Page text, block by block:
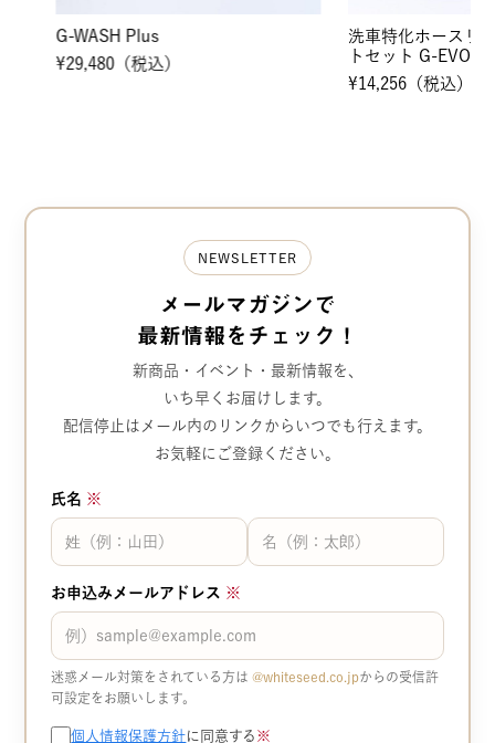
G-WASH Plus
¥29,480（税込）
洗車特化ホースリール
トセット G-EVO Plus
¥14,256（税込）
NEWSLETTER
メールマガジンで
最新情報をチェック！
新商品・イベント・最新情報を、
いち早くお届けします。
配信停止はメール内のリンクから いつでも行えます。
お気軽にご登録ください。
氏名 ※
お申込みメールアドレス ※
迷惑メール対策をされている方は@whiteseed.co.jp​​からの受信許
可設定をお願いします。
個人情報保護方針に同意する ※